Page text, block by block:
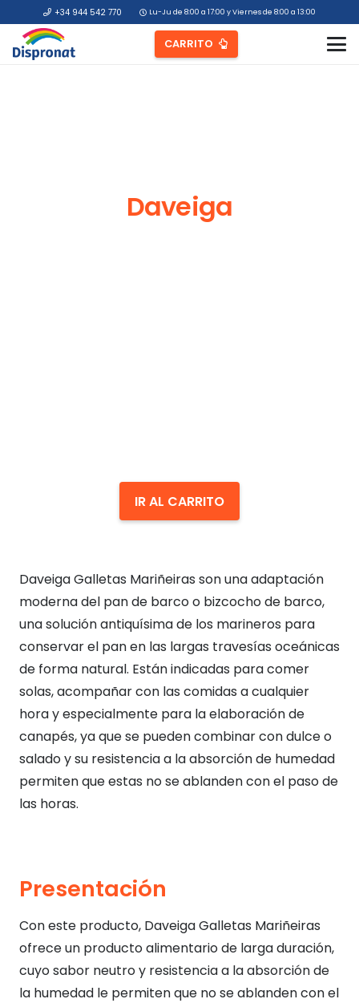
+34 944 542 770 Lu-Ju de 8:00 a 17:00 y Viernes de 8:00 a 13:00
CARRITO
Daveiga
IR AL CARRITO
Daveiga Galletas Mariñeiras son una adaptación
moderna del pan de barco o bizcocho de barco,
una solución antiquísima de los marineros para
conservar el pan en las largas travesías oceánicas
de forma natural. Están indicadas para comer
solas, acompañar con las comidas a cualquier
hora y especialmente para la elaboración de
canapés, ya que se pueden combinar con dulce o
salado y su resistencia a la absorción de humedad
permiten que estas no se ablanden con el paso de
las horas.
Presentación
Con este producto, Daveiga Galletas Mariñeiras
ofrece un producto alimentario de larga duración,
cuyo sabor neutro y resistencia a la absorción de
la humedad le permiten que no se ablanden con el